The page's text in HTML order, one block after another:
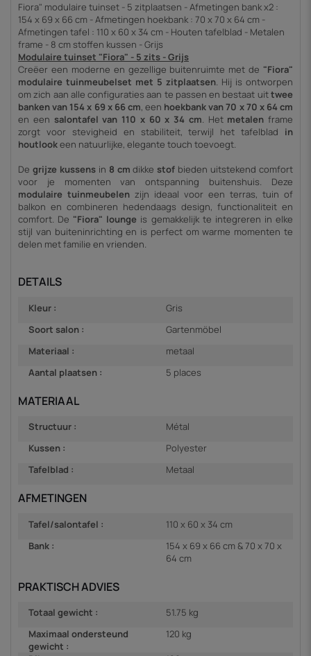
Fiora" modulaire tuinset - 5 zitplaatsen - Afmetingen bank x2 :
154 x 69 x 66 cm - Afmetingen hoekbank : 70 x 70 x 64 cm -
Afmetingen tafel : 110 x 60 x 34 cm - Houten tafelblad - Metalen
frame - 8 cm stoffen kussen - Grijs
Modulaire tuinset "Fiora" - 5 zits - Grijs
Creëer een moderne en gezellige buitenruimte met de "Fiora"
modulaire tuinmeubelset met 5 zitplaatsen. Hij is ontworpen
om zich aan alle configuraties aan te passen en bestaat uittwee
bankenvan 154 x 69 x 66 cm, een hoekbankvan 70 x 70 x 64 cm
en een salontafel van 110 x 60 x 34 cm. Het metalen frame
zorgt voor stevigheid en stabiliteit, terwijl het tafelblad in
houtlookeen natuurlijke, elegante touch toevoegt.
De grijze kussensin 8 cm dikkestof bieden uitstekend comfort
voor je momenten van ontspanning buitenshuis. Deze
modulaire tuinmeubelen zijn ideaal voor een terras, tuin of
balkon en combineren hedendaags design, functionaliteit en
comfort. De "Fiora" lounge is gemakkelijk te integreren in elke
stijl van buiteninrichting en is perfect om warme momenten te
delen met familie en vrienden.
DETAILS
Kleur :
Gris
Soort salon :
Gartenmöbel
Materiaal :
metaal
Aantal plaatsen :
5 places
MATERIAAL
Structuur :
Métal
Kussen :
Polyester
Tafelblad :
Metaal
AFMETINGEN
Tafel/salontafel :
110 x 60 x 34 cm
Bank :
154 x 69 x 66 cm & 70 x 70 x
64 cm
PRAKTISCH ADVIES
Totaal gewicht :
51.75 kg
Maximaal ondersteund
gewicht :
120 kg